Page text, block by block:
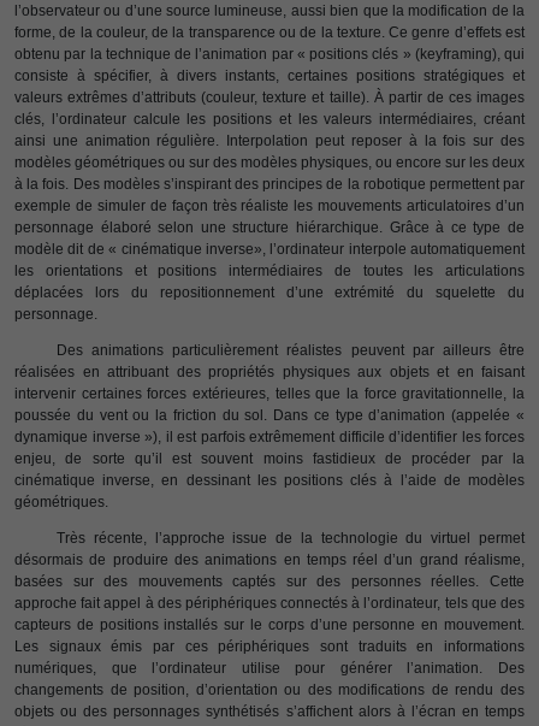
l’observateur ou d’une source lumineuse, aussi bien que la modification de la
forme, de la couleur, de la transparence ou de la texture. Ce genre d’effets est
obtenu par la technique de l’animation par « positions clés » (keyframing), qui
consiste à spécifier, à divers instants, certaines positions stratégiques et
valeurs extrêmes d’attributs (couleur, texture et taille). À partir de ces images
clés, l’ordinateur calcule les positions et les valeurs intermédiaires, créant
ainsi une animation régulière. Interpolation peut reposer à la fois sur des
modèles géométriques ou sur des modèles physiques, ou encore sur les deux
à la fois. Des modèles s’inspirant des principes de la robotique permettent par
exemple de simuler de façon très réaliste les mouvements articulatoires d’un
personnage élaboré selon une structure hiérarchique. Grâce à ce type de
modèle dit de « cinématique inverse», l’ordinateur interpole automatiquement
les orientations et positions intermédiaires de toutes les articulations
déplacées lors du repositionnement d’une extrémité du squelette du
personnage.
Des animations particulièrement réalistes peuvent par ailleurs être
réalisées en attribuant des propriétés physiques aux objets et en faisant
intervenir certaines forces extérieures, telles que la force gravitationnelle, la
poussée du vent ou la friction du sol. Dans ce type d’animation (appelée «
dynamique inverse »), il est parfois extrêmement difficile d’identifier les forces
enjeu, de sorte qu’il est souvent moins fastidieux de procéder par la
cinématique inverse, en dessinant les positions clés à l’aide de modèles
géométriques.
Très récente, l’approche issue de la technologie du virtuel permet
désormais de produire des animations en temps réel d’un grand réalisme,
basées sur des mouvements captés sur des personnes réelles. Cette
approche fait appel à des périphériques connectés à l’ordinateur, tels que des
capteurs de positions installés sur le corps d’une personne en mouvement.
Les signaux émis par ces périphériques sont traduits en informations
numériques, que l’ordinateur utilise pour générer l’animation. Des
changements de position, d’orientation ou des modifications de rendu des
objets ou des personnages synthétisés s’affichent alors à l’écran en temps